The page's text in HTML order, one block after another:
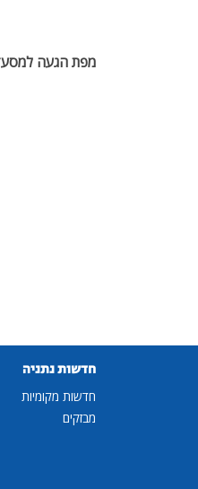
מפת הגעה
חדשות נתניה
חדשות מקומיות
מבזקים